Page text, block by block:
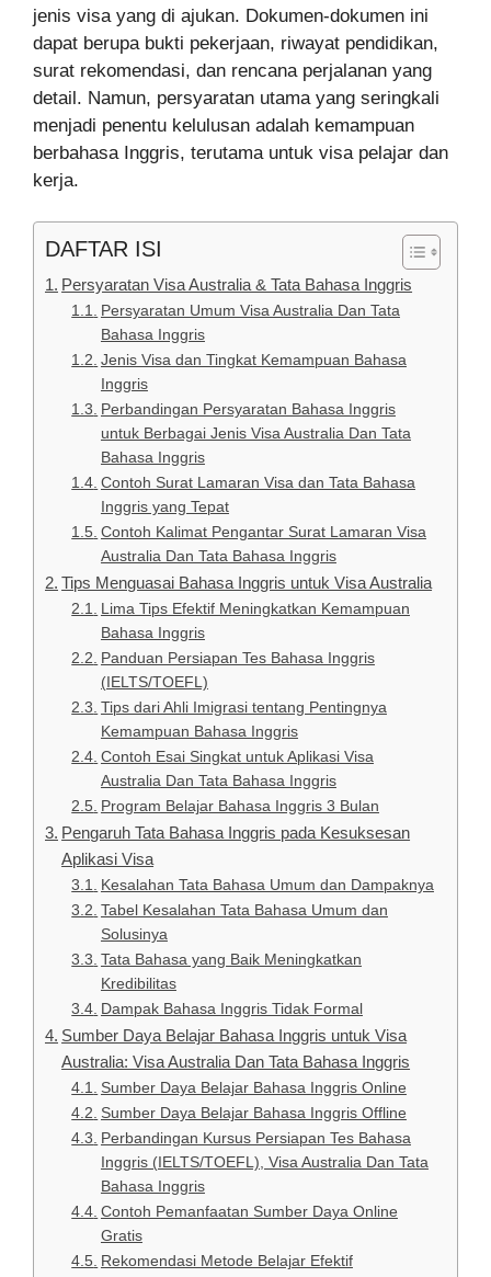
jenis visa yang di ajukan. Dokumen-dokumen ini
dapat berupa bukti pekerjaan, riwayat pendidikan,
surat rekomendasi, dan rencana perjalanan yang
detail. Namun, persyaratan utama yang seringkali
menjadi penentu kelulusan adalah kemampuan
berbahasa Inggris, terutama untuk visa pelajar dan
kerja.
DAFTAR ISI
Persyaratan Visa Australia & Tata Bahasa Inggris
Persyaratan Umum Visa Australia Dan Tata
Bahasa Inggris
Jenis Visa dan Tingkat Kemampuan Bahasa
Inggris
Perbandingan Persyaratan Bahasa Inggris
untuk Berbagai Jenis Visa Australia Dan Tata
Bahasa Inggris
Contoh Surat Lamaran Visa dan Tata Bahasa
Inggris yang Tepat
Contoh Kalimat Pengantar Surat Lamaran Visa
Australia Dan Tata Bahasa Inggris
Tips Menguasai Bahasa Inggris untuk Visa Australia
Lima Tips Efektif Meningkatkan Kemampuan
Bahasa Inggris
Panduan Persiapan Tes Bahasa Inggris
(IELTS/TOEFL)
Tips dari Ahli Imigrasi tentang Pentingnya
Kemampuan Bahasa Inggris
Contoh Esai Singkat untuk Aplikasi Visa
Australia Dan Tata Bahasa Inggris
Program Belajar Bahasa Inggris 3 Bulan
Pengaruh Tata Bahasa Inggris pada Kesuksesan
Aplikasi Visa
Kesalahan Tata Bahasa Umum dan Dampaknya
Tabel Kesalahan Tata Bahasa Umum dan
Solusinya
Tata Bahasa yang Baik Meningkatkan
Kredibilitas
Dampak Bahasa Inggris Tidak Formal
Sumber Daya Belajar Bahasa Inggris untuk Visa
Australia: Visa Australia Dan Tata Bahasa Inggris
Sumber Daya Belajar Bahasa Inggris Online
Sumber Daya Belajar Bahasa Inggris Offline
Perbandingan Kursus Persiapan Tes Bahasa
Inggris (IELTS/TOEFL), Visa Australia Dan Tata
Bahasa Inggris
Contoh Pemanfaatan Sumber Daya Online
Gratis
Rekomendasi Metode Belajar Efektif